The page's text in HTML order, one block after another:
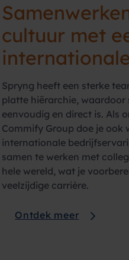
cultuur met
Spryng heeft een sterke
platte hiërarchie, waardoor
eenvoudig en direct is. Als
Commify Group doe je ook
internationale
samen te werken met
hele wereld, wat je
veelzijdige carrière.
Ontdek meer